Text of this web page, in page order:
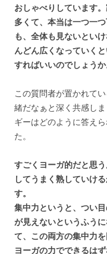
おしゃべりしています
多くて、本当は一つ一
も、全体も見ないとい
んどん広くなっていく
すればいいのでしょうか
この質問者が置かれて
緒だなぁと深く共感し
ギーはどのように答え
た。
すごくヨーガ的だと思
してうまく熟していけ
す。
集中力というと、つい
が見えないというふう
て、この両方の集中力
ヨーガの力でできるは